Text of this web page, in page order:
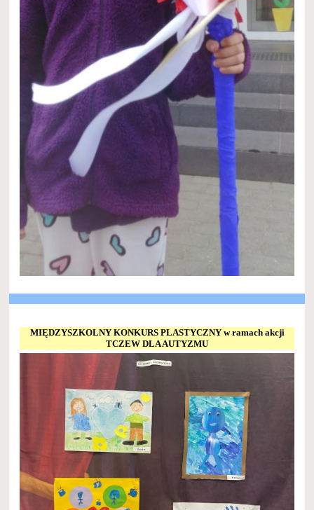
MIĘDZYSZKOLNY KONKURS PLASTYCZNY w ramach akcji
TCZEW DLA AUTYZMU